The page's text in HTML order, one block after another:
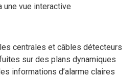
une vue interactive
centrales et câbles détecteurs
sur des plans dynamiques
informations d’alarme claires